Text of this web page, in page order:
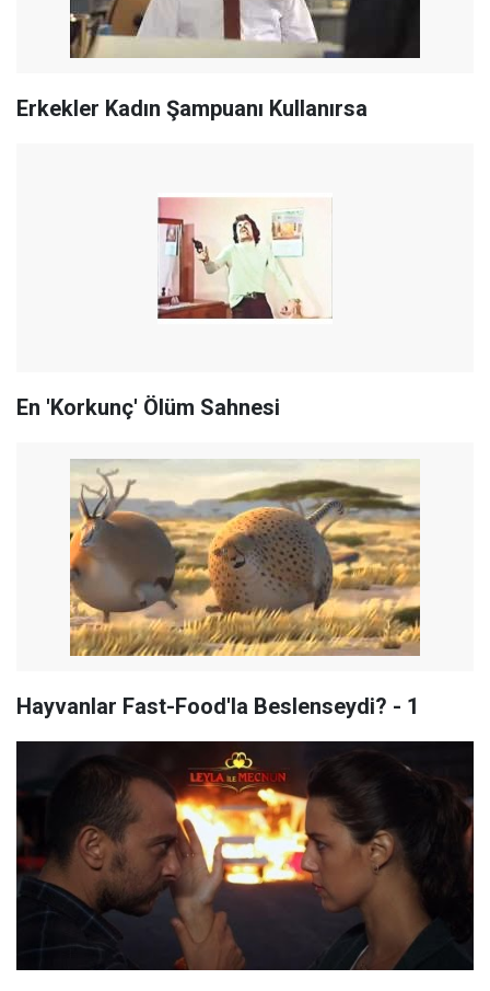
Erkekler Kadın Şampuanı Kullanırsa
En 'Korkunç' Ölüm Sahnesi
Hayvanlar Fast-Food'la Beslenseydi? - 1